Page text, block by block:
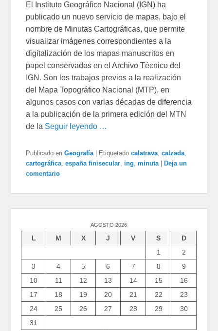
El Instituto Geográfico Nacional (IGN) ha
publicado un nuevo servicio de mapas, bajo el
nombre de Minutas Cartográficas, que permite
visualizar imágenes correspondientes a la
digitalización de los mapas manuscritos en
papel conservados en el Archivo Técnico del
IGN. Son los trabajos previos a la realización
del Mapa Topográfico Nacional (MTP), en
algunos casos con varias décadas de diferencia
a la publicación de la primera edición del MTN
de la Seguir leyendo …
Publicado en Geografía Etiquetado calatrava,calzada,
cartográfica,españa finisecular, ing,minuta
Deja un
comentario
AGOSTO 2026
L M X J V S
D
1
2
3
4 5 6 7 8
9
10
11 12 13 14 15
16
17
18 19 20 21 22
23
24
25 26 27 28 29
30
31